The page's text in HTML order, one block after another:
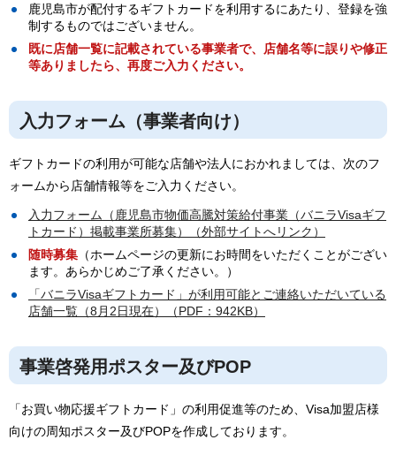
鹿児島市が配付するギフトカードを利用するにあたり、登録を強
制するものではございません。
既に店舗一覧に記載されている事業者で、店舗名等に誤りや修正
等ありましたら、再度ご入力ください。
入力フォーム（事業者向け）
ギフトカードの利用が可能な店舗や法人におかれましては、次のフ
ォームから店舗情報等をご入力ください。
入力フォーム（鹿児島市物価高騰対策給付事業（バニラVisaギフ
トカード）掲載事業所募集）（外部サイトへリンク）
随時募集 （ホームページの更新にお時間をいただくことがござい
ます。あらかじめご了承ください。）
「バニラVisaギフトカード」が利用可能とご連絡いただいている
店舗一覧（8月2日現在）（PDF：942KB）
事業啓発用ポスター及びPOP
「お買い物応援ギフトカード」の利用促進等のため、Visa加盟店様
向けの周知ポスター及びPOPを作成しております。